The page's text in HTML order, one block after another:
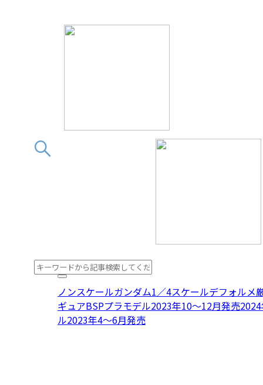
この素晴らしきフィギュア
この素晴らしきフィギ
ノンスケールガンダム1／4スケールデフォルメ
ギュアBSPプラモデル2023年10〜12月発売
ル2023年4〜6月発売